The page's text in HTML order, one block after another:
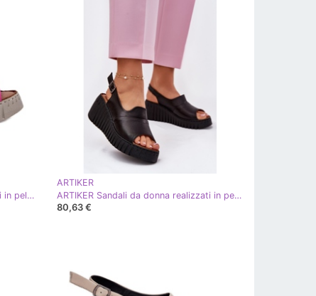
ARTIKER Sandali femminili realizzati in pelle naturale per un cuneo artker 54c0789 fucsia rosa
ARTIKER
ARTIKER Sandali da donna realizzati in pelle naturale su cuneo artker 54c0791 nero
80,63 €